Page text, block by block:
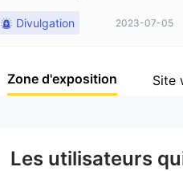
port.Divulgation 2023-07-05
Zone d'exposition Site
Les utilisateurs